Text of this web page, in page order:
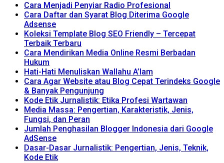
Cara Menjadi Penyiar Radio Profesional
Cara Daftar dan Syarat Blog Diterima Google
Adsense
Koleksi Template Blog SEO Friendly – Tercepat
Terbaik Terbaru
Cara Mendirikan Media Online Resmi Berbadan
Hukum
Hati-Hati Menuliskan Wallahu A’lam
Cara Agar Website atau Blog Cepat Terindeks Google
& Banyak Pengunjung
Kode Etik Jurnalistik: Etika Profesi Wartawan
Media Massa: Pengertian, Karakteristik, Jenis,
Fungsi, dan Peran
Jumlah Penghasilan Blogger Indonesia dari Google
AdSense
Dasar-Dasar Jurnalistik: Pengertian, Jenis, Teknik,
Kode Etik